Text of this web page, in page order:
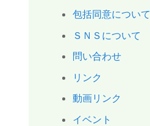
包括同意について
ＳＮＳについて
問い合わせ
リンク
動画リンク
イベント